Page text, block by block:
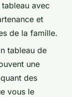
tableau avec
et
de la famille.
tableau de
une
des
vous le